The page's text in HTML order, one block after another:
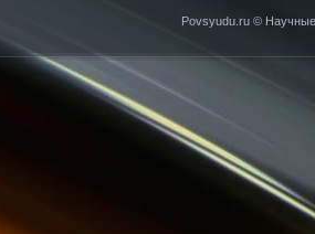
Povsyudu.ru © Научные